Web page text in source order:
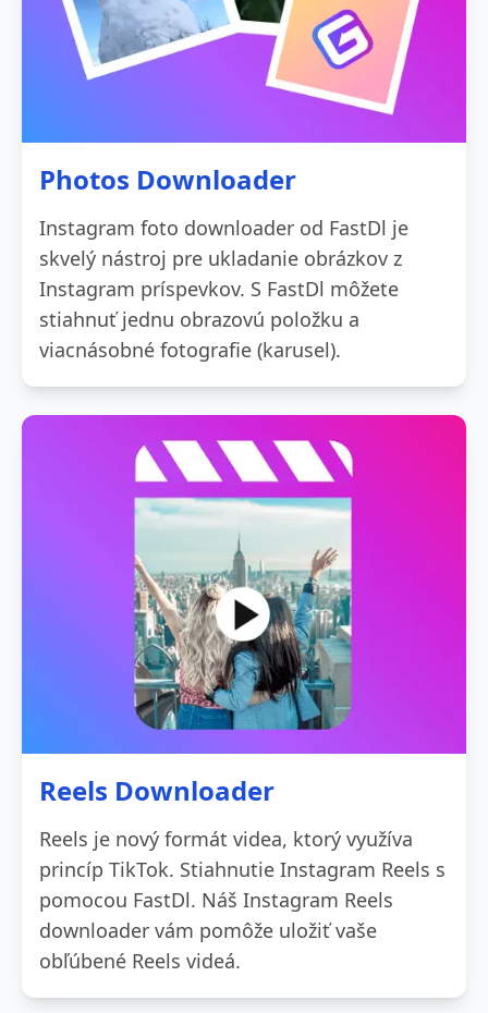
Photos Downloader
Instagram foto downloader od FastDl je
skvelý nástroj pre ukladanie obrázkov z
Instagram príspevkov. S FastDl môžete
stiahnuť jednu obrazovú položku a
viacnásobné fotografie (karusel).
Reels Downloader
Reels je nový formát videa, ktorý využíva
princíp TikTok. Stiahnutie Instagram Reels s
pomocou FastDl. Náš Instagram Reels
downloader vám pomôže uložiť vaše
obľúbené Reels videá.